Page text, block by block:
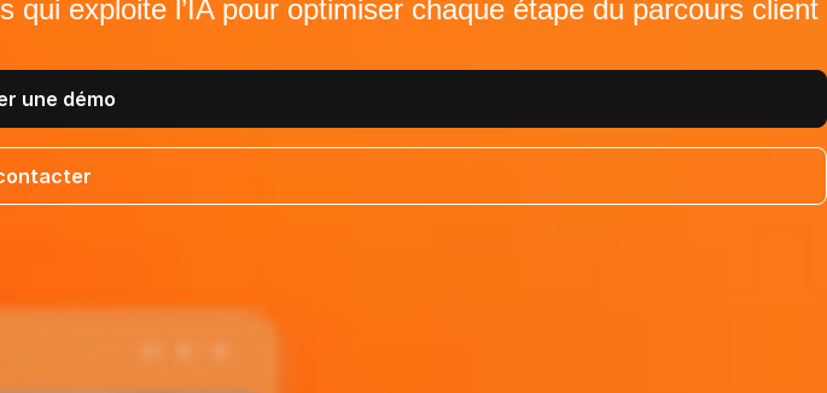
exploite l’IA pour optimiser chaque étape du parcours client
une démo